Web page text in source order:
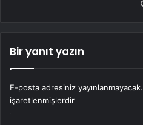
Bir yanıt yazın
E-posta adresiniz yayınlanmayacak.
işaretlenmişlerdir